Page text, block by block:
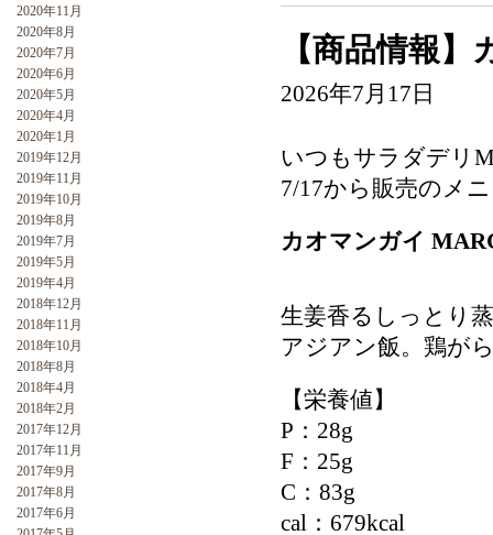
2020年11月
2020年8月
2020年7月
2020年6月
2020年5月
2020年4月
2020年1月
2019年12月
2019年11月
2019年10月
2019年8月
2019年7月
2019年5月
2019年4月
2018年12月
2018年11月
2018年10月
2018年8月
2018年4月
2018年2月
2017年12月
2017年11月
2017年9月
2017年8月
2017年6月
【商品情報
2026年7月17日
いつもサラダデリ
7/17から販売のメ
カオマンガイ
生姜香るしっとり
アジアン飯。鶏が
【栄養値】
P：28g
F：25g
C：83g
cal：679kcal